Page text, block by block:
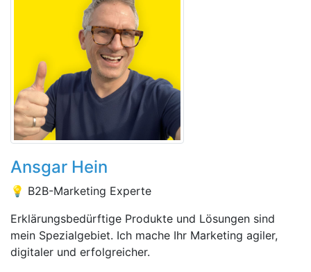
Ansgar Hein
💡 B2B-Marketing Experte
Erklärungsbedürftige Produkte und Lösungen sind
mein Spezialgebiet. Ich mache Ihr Marketing agiler,
digitaler und erfolgreicher.